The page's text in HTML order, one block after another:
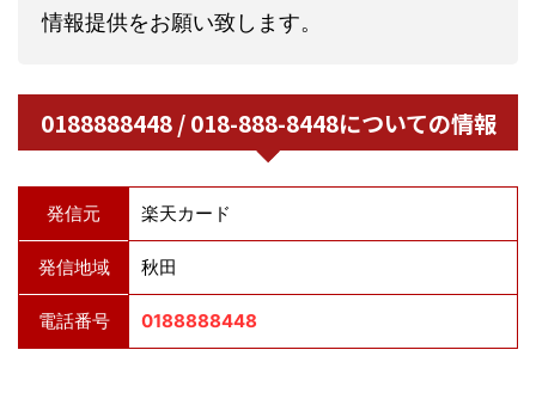
情報提供をお願い致します。
0188888448 / 018-888-8448についての情報
発信元 楽天カード
発信地域 秋田
電話番号 0188888448